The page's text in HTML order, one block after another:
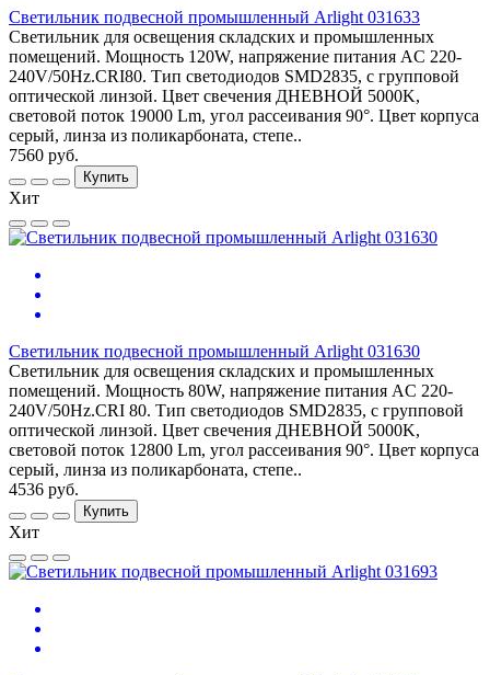
Светильник подвесной промышленный Arlight 031633
Светильник для освещения складских и промышленных
помещений. Мощность 120W, напряжение питания AC 220-
240V/50Hz.CRI80. Тип светодиодов SMD2835, с групповой
оптической линзой. Цвет свечения ДНЕВНОЙ 5000K,
световой поток 19000 Lm, угол рассеивания 90°. Цвет корпуса
серый, линза из поликарбоната, степе..
7560 руб.
Купить
Хит
Светильник подвесной промышленный Arlight 031630
Светильник для освещения складских и промышленных
помещений. Мощность 80W, напряжение питания AC 220-
240V/50Hz.CRI 80. Тип светодиодов SMD2835, с групповой
оптической линзой. Цвет свечения ДНЕВНОЙ 5000K,
световой поток 12800 Lm, угол рассеивания 90°. Цвет корпуса
серый, линза из поликарбоната, степе..
4536 руб.
Купить
Хит